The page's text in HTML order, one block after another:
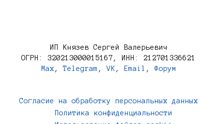
ИП Князев Сергей Валерьевич
ОГРН: 320213000015167, ИНН: 212701336621
Max ,Telegram ,VK , Email , Форум
Согласие на обработку персональных данных
Политика конфиденциальности